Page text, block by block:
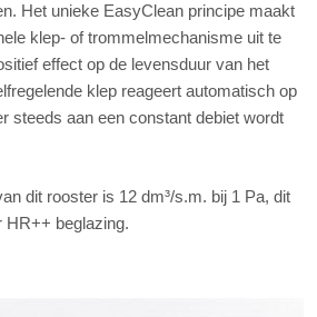
Het unieke EasyClean principe maakt
klep- of trommelmechanisme uit te
effect op de levensduur van het
klep reageert automatisch op
steeds aan een constant debiet wordt
dit rooster is 12 dm³/s.m. bij 1 Pa, dit
HR++ beglazing.